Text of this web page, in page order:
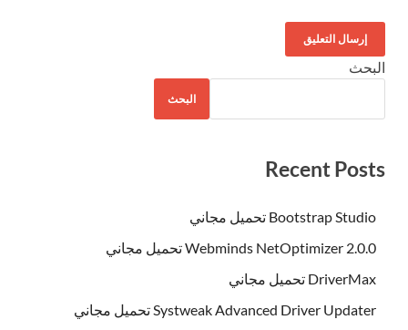
البحث
البحث
Recent Posts
Bootstrap Studio تحميل مجاني
Webminds NetOptimizer 2.0.0 تحميل مجاني
DriverMax تحميل مجاني
Systweak Advanced Driver Updater تحميل مجاني